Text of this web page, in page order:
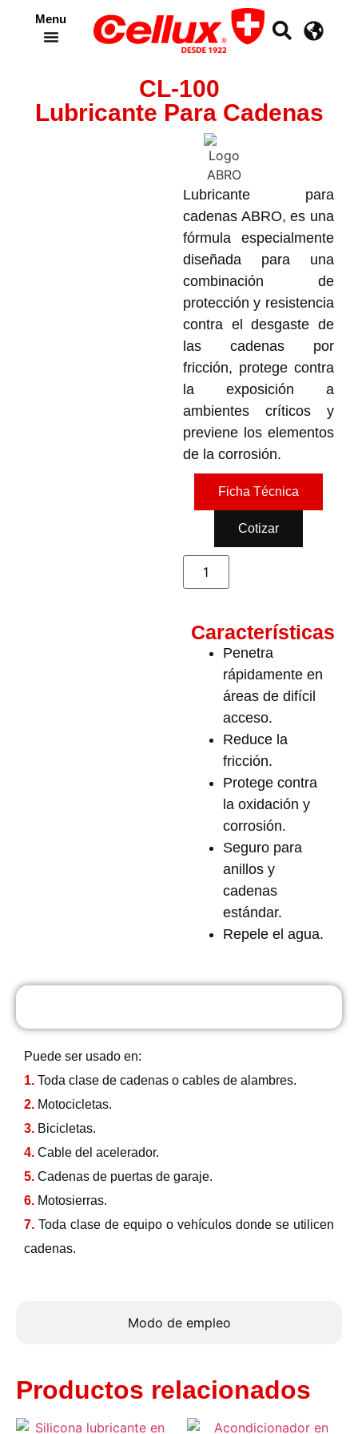
Menu
CL-100
Lubricante Para Cadenas
Lubricante para
cadenas ABRO, es una
fórmula especialmente
diseñada para una
combinación de
protección y resistencia
contra el desgaste de
las cadenas por
fricción, protege contra
la exposición a
ambientes críticos y
previene los elementos
de la corrosión.
Ficha Técnica
Cotizar
Características
Penetra
rápidamente en
áreas de difícil
acceso.
Reduce la
fricción.
Protege contra
la oxidación y
corrosión.
Seguro para
anillos y
cadenas
estándar.
Repele el agua.
Modo de empleo
Puede ser usado en:
1. Toda clase de cadenas o cables de alambres.
2. Motocicletas.
3. Bicicletas.
4. Cable del acelerador.
5. Cadenas de puertas de garaje.
6. Motosierras.
7. Toda clase de equipo o vehículos donde se utilicen
cadenas.
Productos relacionados